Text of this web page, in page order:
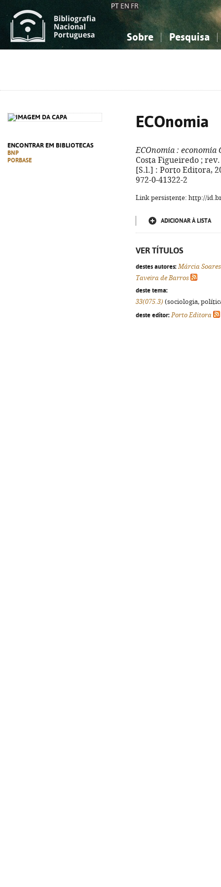
PT EN FR
Sobre Pesquisa
ENCONTRAR EM BIBLIOTECAS
BNP
PORBASE
ECOnomia
ECOnomia : economia
Costa Figueiredo ;
[S.l.] : Porto Editora,
972-0-41322-2
Link persistente: http://
ADICIONAR À LISTA
VER TÍTULOS
destes autores: Márcia Soares
Taveira de Barros
deste tema:
33(075.3) (sociologia,
deste editor: Porto Editora